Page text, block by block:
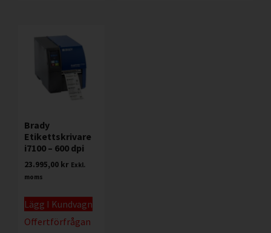
Brady
Etikettskrivare
i7100 – 600 dpi
23.995,00 kr Exkl.
moms
Lägg I Kundvagn
Offertförfrågan